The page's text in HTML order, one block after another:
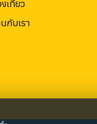
เที่ยว
กับเรา